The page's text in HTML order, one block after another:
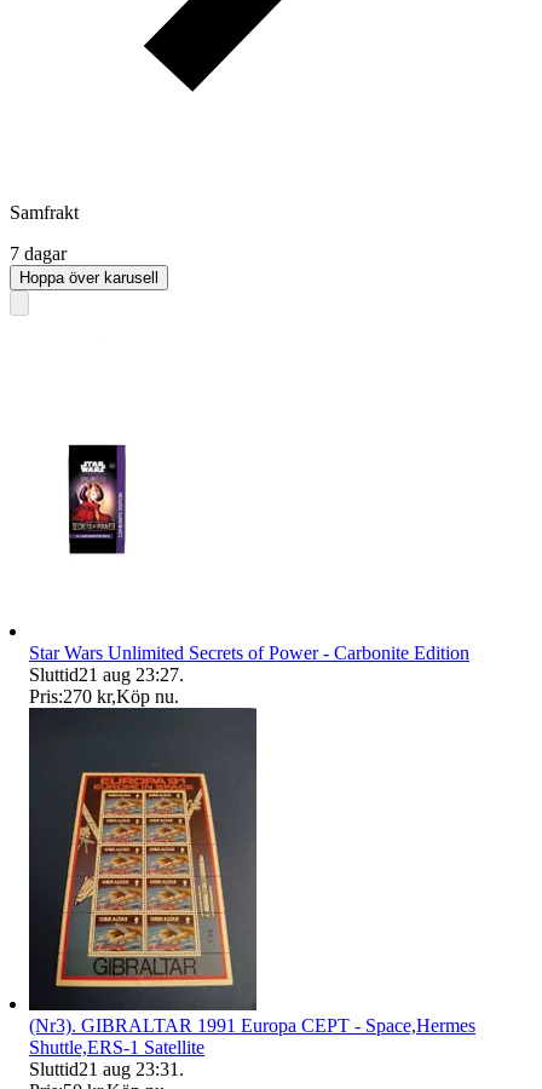
Samfrakt
7 dagar
Hoppa över karusell
Star Wars Unlimited Secrets of Power - Carbonite Edition
Sluttid21 aug 23:27.
Pris:270 kr,Köp nu.
(Nr3). GIBRALTAR 1991 Europa CEPT - Space,Hermes
Shuttle,ERS-1 Satellite
Sluttid21 aug 23:31 .